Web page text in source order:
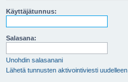
Käyttäjätunnus:
Salasana:
Unohdin salasanani
Lähetä tunnusten aktivointiviesti uudelleen